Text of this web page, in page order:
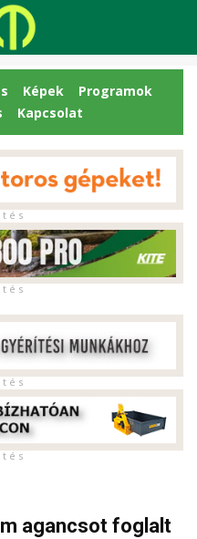
Képek
Programok
Kapcsolat
é s
t é s
é s
t é s
agancsot foglalt